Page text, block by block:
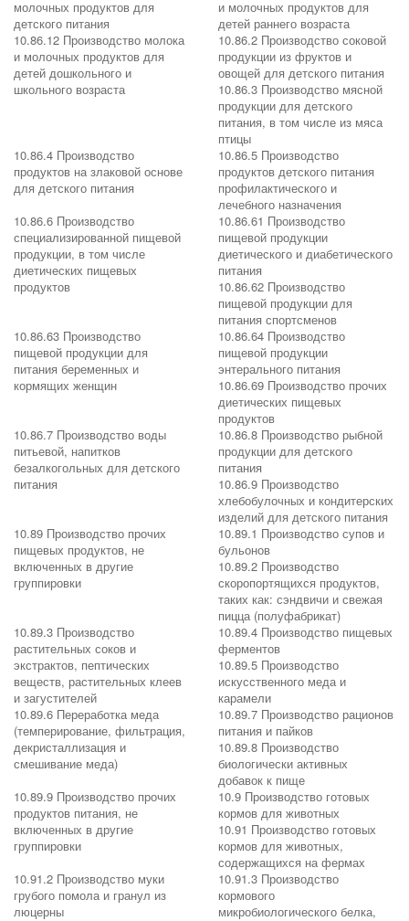
молочных продуктов для
детского питания
и молочных продуктов для
детей раннего возраста
10.86.12 Производство молока
и молочных продуктов для
детей дошкольного и
школьного возраста
10.86.2 Производство соковой
продукции из фруктов и
овощей для детского питания
10.86.3 Производство мясной
продукции для детского
питания, в том числе из мяса
птицы
10.86.4 Производство
продуктов на злаковой основе
для детского питания
10.86.5 Производство
продуктов детского питания
профилактического и
лечебного назначения
10.86.6 Производство
специализированной пищевой
продукции, в том числе
диетических пищевых
продуктов
10.86.61 Производство
пищевой продукции
диетического и диабетического
питания
10.86.62 Производство
пищевой продукции для
питания спортсменов
10.86.63 Производство
пищевой продукции для
питания беременных и
кормящих женщин
10.86.64 Производство
пищевой продукции
энтерального питания
10.86.69 Производство прочих
диетических пищевых
продуктов
10.86.7 Производство воды
питьевой, напитков
безалкогольных для детского
питания
10.86.8 Производство рыбной
продукции для детского
питания
10.86.9 Производство
хлебобулочных и кондитерских
изделий для детского питания
10.89 Производство прочих
пищевых продуктов, не
включенных в другие
группировки
10.89.1 Производство супов и
бульонов
10.89.2 Производство
скоропортящихся продуктов,
таких как: сэндвичи и свежая
пицца (полуфабрикат)
10.89.3 Производство
растительных соков и
экстрактов, пептических
веществ, растительных клеев
и загустителей
10.89.4 Производство пищевых
ферментов
10.89.5 Производство
искусственного меда и
карамели
10.89.6 Переработка меда
(темперирование, фильтрация,
декристаллизация и
смешивание меда)
10.89.7 Производство рационов
питания и пайков
10.89.8 Производство
биологически активных
добавок к пище
10.89.9 Производство прочих
продуктов питания, не
включенных в другие
группировки
10.9 Производство готовых
кормов для животных
10.91 Производство готовых
кормов для животных,
содержащихся на фермах
10.91.2 Производство муки
грубого помола и гранул из
люцерны
10.91.3 Производство
кормового
микробиологического белка,